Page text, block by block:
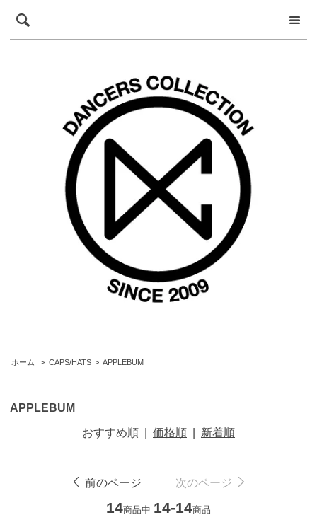
ホーム > CAPS/HATS > APPLEBUM
APPLEBUM
おすすめ順 価格順 新着順
前のページ 次のページ
14商品中 14-14商品